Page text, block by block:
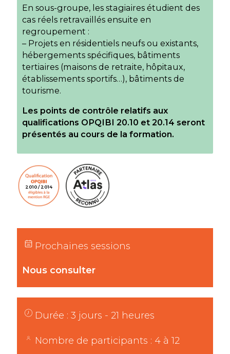
En sous-groupe, les stagiaires étudient des
cas réels retravaillés ensuite en
regroupement :
– Projets en résidentiels neufs ou existants,
hébergements spécifiques, bâtiments
tertiaires (maisons de retraite, hôpitaux,
établissements sportifs…), bâtiments de
tourisme.
Les points de contrôle relatifs aux
qualifications OPQIBI 20.10 et 20.14 seront
présentés au cours de la formation.
2010 / 2014
Prochaines sessions
Nous consulter
Durée : 3 jours - 21 heures
Nombre de participants : 4 à 12